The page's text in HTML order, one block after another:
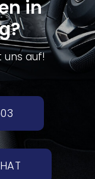
in
uns auf!